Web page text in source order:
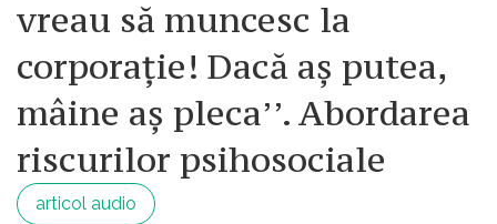
vreau să muncesc la
corporație! Dacă aș putea,
mâine aș pleca’’. Abordarea
riscurilor psihosociale
articol audio